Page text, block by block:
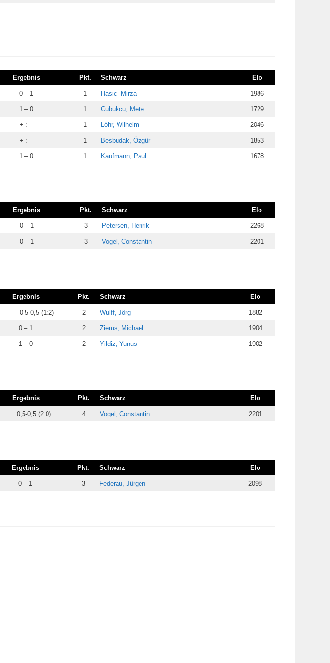
Ergebnis Pkt. Schwarz Elo
0 – 1 1 Hasic, Mirza 1986
1 – 0 1 Cubukcu, Mete 1729
+ : – 1 Löhr, Wilhelm 2046
+ : – 1 Besbudak, Özgür 1853
1 – 0 1 Kaufmann, Paul 1678
Ergebnis Pkt. Schwarz Elo
0 – 1 3 Petersen, Henrik 2268
0 – 1 3 Vogel, Constantin 2201
Ergebnis Pkt. Schwarz Elo
0,5-0,5 (1:2) 2 Wulff, Jörg 1882
0 – 1 2 Ziems, Michael 1904
1 – 0 2 Yildiz, Yunus 1902
Ergebnis Pkt. Schwarz Elo
0,5-0,5 (2:0) 4 Vogel, Constantin 2201
Ergebnis Pkt. Schwarz Elo
0 – 1 3 Federau, Jürgen 2098